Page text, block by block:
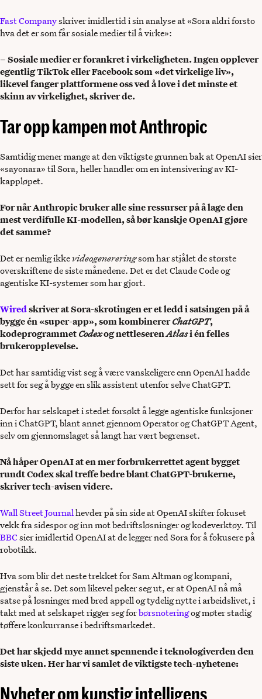
Fast Companyskriver imidlertid i sin analyse at «Sora aldri forsto
hva det er som får sosiale medier til å virke»:
– Sosiale medier er forankret i virkeligheten. Ingen opplever
egentlig TikTok eller Facebook som «det virkelige liv»,
likevel fanger plattformene oss ved å love i det minste et
skinn av virkelighet, skriver de.
Tar opp kampen mot Anthropic
Samtidig mener mange at den viktigste grunnen bak at OpenAI sier
«sayonara» til Sora, heller handler om en intensivering av KI-
kappløpet.
For når Anthropic bruker alle sine ressurser på å lage den
mest verdifulle KI-modellen, så bør kanskje OpenAI gjøre
det samme?
Det er nemlig ikkevideogenereringsom har stjålet de største
overskriftene de siste månedene. Det er det Claude Code og
agentiske KI-systemer som har gjort.
Wiredskriver at Sora-skrotingen er et ledd i satsingen på å
bygge én «super-app», som kombinererChatGPT,
kodeprogrammetCodexog nettleserenAtlasi én felles
brukeropplevelse.
Det har samtidig vist seg å være vanskeligere enn OpenAI hadde
sett for seg å bygge en slik assistent utenfor selve ChatGPT.
Derfor har selskapet i stedet forsøkt å legge agentiske funksjoner
inn i ChatGPT, blant annet gjennom Operator og ChatGPT Agent,
selv om gjennomslaget så langt har vært begrenset.
Nå håper OpenAI at en mer forbrukerrettet agent bygget
rundt Codex skal treffe bedre blant ChatGPT-brukerne,
skriver tech-avisen videre.
Wall Street Journalhevder på sin side at OpenAI skifter fokuset
vekk fra sidespor og inn mot bedriftsløsninger og kodeverktøy. Til
BBCsier imidlertid OpenAI at de legger ned Sora for å fokusere på
robotikk.
Hva som blir det neste trekket for Sam Altman og kompani,
gjenstår å se. Det som likevel peker seg ut, er at OpenAI nå må
satse på løsninger med bred appell og tydelig nytte i arbeidslivet, i
takt med at selskapet rigger seg forbørsnoteringog møter stadig
tøffere konkurranse i bedriftsmarkedet.
Det har skjedd mye annet spennende i teknologiverden den
siste uken. Her har vi samlet de viktigste tech-nyhetene:
Nyheter om kunstig intelligens